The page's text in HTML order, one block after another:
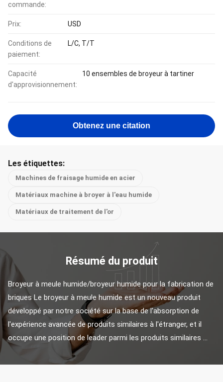
commande:
Prix: USD
Conditions de
paiement:
L/C, T/T
Capacité
d'approvisionnement:
10 ensembles de broyeur à tartiner
Obtenez une citation
Les étiquettes:
Machines de fraisage humide en acier
Matériaux machine à broyer à l'eau humide
Matériaux de traitement de l'or
Résumé du produit
Broyeur à meule humide/broyeur humide pour la fabrication de
briques Le broyeur à meule humide est un nouveau produit
développé par notre société sur la base de l'absorption de
l'expérience avancée de produits similaires à l'étranger, et il
occupe une position de leader parmi les produits similaires ...